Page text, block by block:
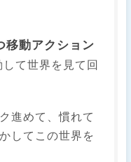
移動アクション
て世界を見て回
進めて、慣れて
してこの世界を